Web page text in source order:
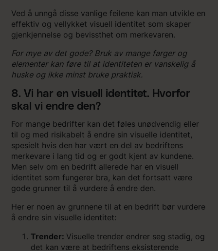
Ved å unngå disse vanlige feilene kan man utvikle en
effektiv og vellykket visuell identitet som skaper
gjenkjennelse og bevissthet om merkevaren.
For mye av det gode? Bruk av mange farger og
elementer kan føre til at identiteten er vanskelig å
huske og ikke minst bruke praktisk.
8. Vi har en visuell identitet. Hvorfor
skal vi endre den?
For mange bedrifter kan det føles unødvendig eller
til og med risikabelt å endre sin visuelle identitet,
spesielt hvis den har vært en del av bedriftens
merkevare i lang tid og er godt kjent av kundene.
Men selv om en bedrift allerede har en visuell
identitet som fungerer bra, kan det fortsatt være
gode grunner til å vurdere å endre den.
Her er noen av grunnene til at en bedrift bør vurdere
å endre sin visuelle identitet:
Trender: Visuelle trender endrer seg stadig, og
det kan være at bedriftens eksisterende